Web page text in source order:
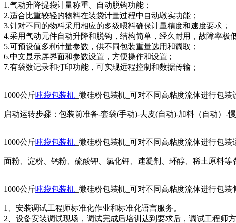
1.气动升降提袋计量称重、自动脱钩功能；
2.适合比重较轻的物料在装袋计量过程中自动墩实功能；
3.针对不同的物料采用相应的多级喂料确保计量精度和速度要求；
4.采用气动元件自动升降和脱钩，结构简单，经久耐用，故障率极
5.可预设值多种计量参数，供不同包装重量选用和调取；
6.中文显示屏界面和参数设置，方便操作和设置 ;
7.有袋数记录和打印功能，可实现远程控制和数据传输；
1000公斤吨袋包装机 _微硅粉包装机_可对不同高粘度流体进行包装
启动运转步骤：包装前准备-套袋(手动)-去皮(自动)-加料（自动）-
1000公斤吨袋包装机 _微硅粉包装机_可对不同高粘度流体进行包装
面粉、淀粉、钙粉、硫酸钾、氯化钾、速凝剂、环醇、稀土原料等
1000公斤吨袋包装机 _微硅粉包装机_可对不同高粘度流体进行包装
1、安装调试工程师标准化作业和标准化语言服务。
2、设备安装调试现场，调试完成后培训达到要求后，调试工程师方